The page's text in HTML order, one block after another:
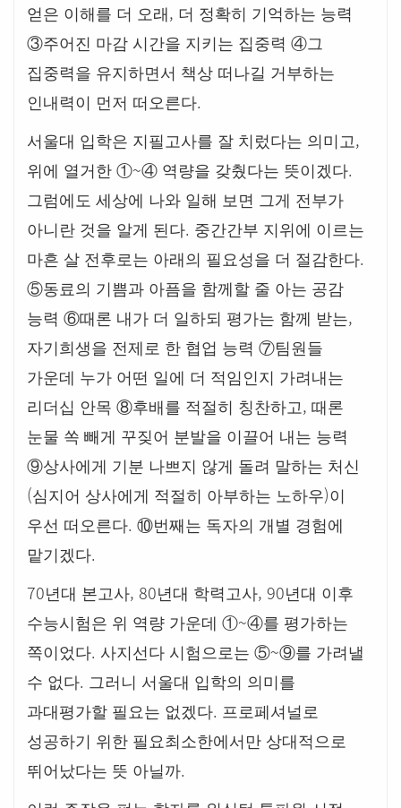
얻은 이해를 더 오래 , 더 정확히 기억하는 능력
③주어진 마감 시간을 지키는 집중력 ④그
집중력을 유지하면서 책상 떠나길 거부하는
인내력이 먼저 떠오른다.
서울대 입학은 지필고사를 잘 치렀다는 의미고,
위에 열거한 ①~④ 역량을 갖췄다는 뜻이겠다.
그럼에도 세상에 나와 일해 보면 그게 전부가
아니란 것을 알게 된다. 중간간부 지위에 이르는
마흔 살 전후로는 아래의 필요성을 더 절감한다.
⑤동료의 기쁨과 아픔을 함께할 줄 아는 공감
능력 ⑥때론 내가 더 일하되 평가는 함께 받는,
자기희생을 전제로 한 협업 능력 ⑦팀원들
가운데 누가 어떤 일에 더 적임인지 가려내는
리더십 안목 ⑧후배를 적절히 칭찬하고, 때론
눈물 쏙 빼게 꾸짖어 분발을 이끌어 내는 능력
⑨상사에게 기분 나쁘지 않게 돌려 말하는 처신
(심지어 상사에게 적절히 아부하는 노하우)이
우선 떠오른다. ⑩번째는 독자의 개별 경험에
맡기겠다.
70년대 본고사, 80년대 학력고사, 90년대 이후
수능시험은 위 역량 가운데 ①~④를 평가하는
쪽이었다. 사지선다 시험으로는 ⑤~⑨를 가려낼
수 없다. 그러니 서울대 입학의 의미를
과대평가할 필요는 없겠다. 프로페셔널로
성공하기 위한 필요최소한에서만 상대적으로
뛰어났다는 뜻 아닐까.